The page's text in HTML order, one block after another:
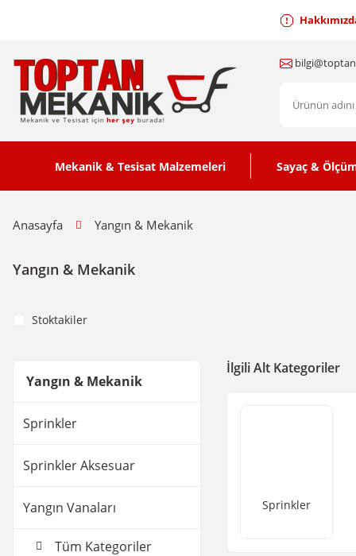
Mekanik & Tesisat Malzemeleri Sayaç &
Anasayfa Yangın & Mekanik
Yangın & Mekanik
Stoktakiler
Yangın & Mekanik
Sprinkler
Sprinkler Aksesuar
Yangın Vanaları
Tüm Kategoriler
İlgili Alt Kategoriler
Sprinkler